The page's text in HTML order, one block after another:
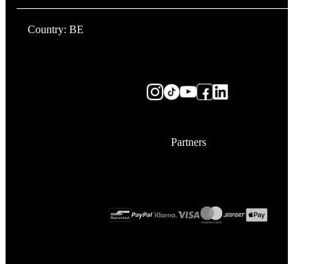
Country: BE
Partners